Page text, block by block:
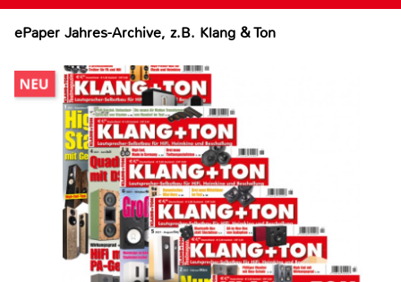
ePaper Jahres-Archive, z.B. Klang & Ton